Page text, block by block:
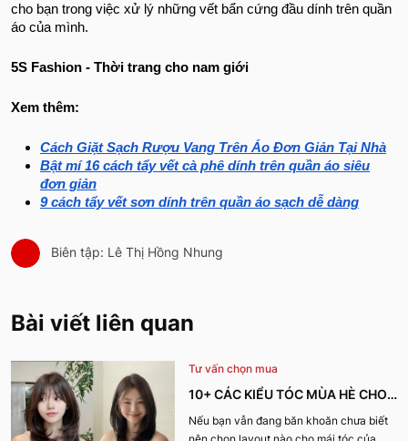
cho bạn trong việc xử lý những vết bẩn cứng đầu dính trên quần
áo của mình.
5S Fashion - Thời trang cho nam giới
Xem thêm:
Cách Giặt Sạch Rượu Vang Trên Áo Đơn Giản Tại Nhà
Bật mí 16 cách tẩy vết cà phê dính trên quần áo siêu
đơn giản
9 cách tẩy vết sơn dính trên quần áo sạch dễ dàng
Biên tập: Lê Thị Hồng Nhung
Bài viết liên quan
Tư vấn chọn mua
10+ CÁC KIỂU TÓC MÙA HÈ CHO
NỮ CỰC XINH, THU HÚT NHẤT
Nếu bạn vẫn đang băn khoăn chưa biết